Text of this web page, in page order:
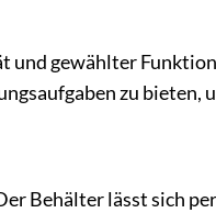
gewählter
zu bieten,
Behälter lässt sich